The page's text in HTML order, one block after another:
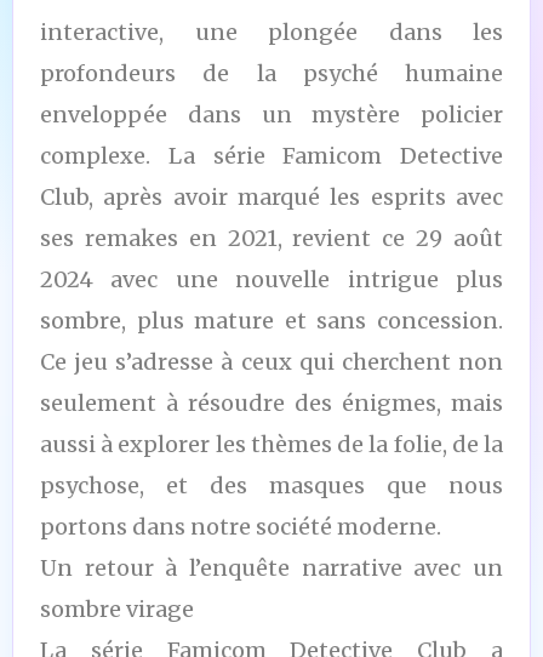
interactive, une plongée dans les
profondeurs de la psyché humaine
enveloppée dans un mystère policier
complexe. La série Famicom Detective
Club, après avoir marqué les esprits avec
ses remakes en 2021, revient ce 29 août
2024 avec une nouvelle intrigue plus
sombre, plus mature et sans concession.
Ce jeu s’adresse à ceux qui cherchent non
seulement à résoudre des énigmes, mais
aussi à explorer les thèmes de la folie, de la
psychose, et des masques que nous
portons dans notre société moderne.
Un retour à l’enquête narrative avec un
sombre virage
La série Famicom Detective Club a